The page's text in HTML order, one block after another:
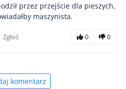
przez przejście dla pieszych,
maszynista.
Zgłoś 0 0
komentarz